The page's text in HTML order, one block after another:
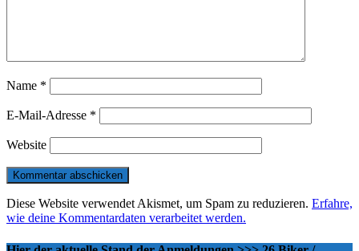
Name *
E-Mail-Adresse *
Website
Diese Website verwendet Akismet, um Spam zu reduzieren. Erfahre,
wie deine Kommentardaten verarbeitet werden.